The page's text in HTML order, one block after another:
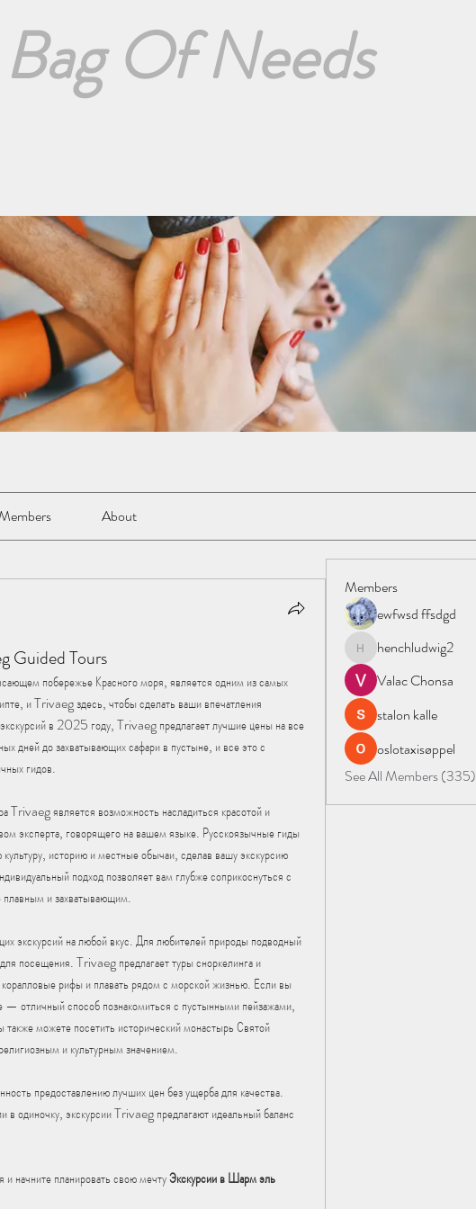
Bag Of Needs
About
Guided Tours
побережье Красного моря, является одним из самых
и Trivaeg здесь, чтобы сделать ваши впечатления
в 2025 году, Trivaeg предлагает лучшие цены на все
дней до захватывающих сафари в пустыне, и все это с
гидов.
является возможность насладиться красотой и
эксперта, говорящего на вашем языке. Русскоязычные гиды
историю и местные обычаи, сделав вашу экскурсию
подход позволяет вам глубже соприкоснуться с
плавным и захватывающим.
экскурсий на любой вкус. Для любителей природы подводный
посещения. Trivaeg предлагает туры сноркелинга и
рифы и плавать рядом с морской жизнью. Если вы
— отличный способ познакомиться с пустынными пейзажами,
также можете посетить исторический монастырь Святой
и культурным значением.
предоставлению лучших цен без ущерба для качества.
одиночку, экскурсии Trivaeg предлагают идеальный баланс
начните планировать свою мечту Экскурсии в Шарм эль
Members
ewfwsd ffsdgd
henchludwig2
henchludwig2
Valac Chonsa
stalon kalle
oslotaxisøppel
See All Members (335)